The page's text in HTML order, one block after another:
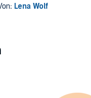
Lena Wolf